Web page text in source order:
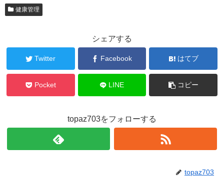
健康管理
シェアする
Twitter Facebook はてブ
Pocket LINE コピー
topaz703をフォローする
topaz703